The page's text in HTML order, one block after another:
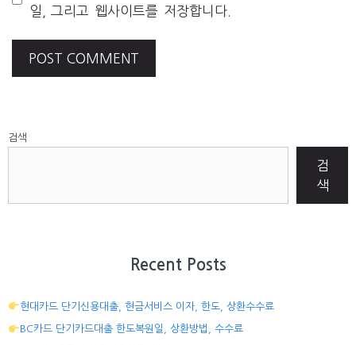
일, 그리고 웹사이트를 저장합니다.
검색
검
색
Recent Posts
현대카드 단기신용대출, 현금서비스 이자, 한도, 상환수수료
BC카드 단기카드대출 한도복원일, 상환방법, 수수료